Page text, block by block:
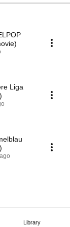
Library
Liga